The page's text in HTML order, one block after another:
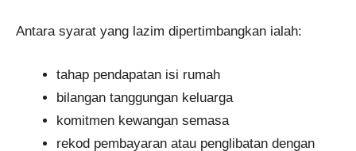
Antara syarat yang lazim dipertimbangkan ialah:
tahap pendapatan isi rumah
bilangan tanggungan keluarga
komitmen kewangan semasa
rekod pembayaran atau penglibatan dengan